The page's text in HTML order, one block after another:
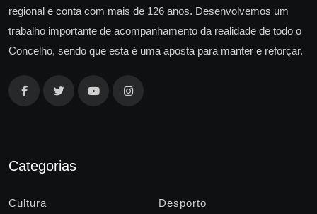
regional e conta com mais de 126 anos. Desenvolvemos um
trabalho importante de acompanhamento da realidade de todo o
Concelho, sendo que esta é uma aposta para manter e reforçar.
Categorias
Cultura Desporto